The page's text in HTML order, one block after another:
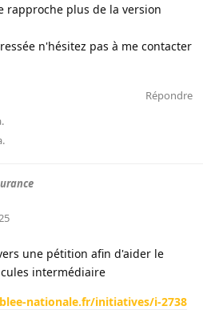
rapproche plus de la version
n'hésitez pas à me contacter
Répondre
.
.
une pétition afin d'aider le
intermédiaire
nationale.fr/initiatives/i-2738